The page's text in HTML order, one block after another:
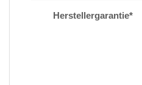
Herstellergarantie*